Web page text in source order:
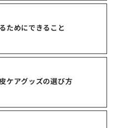
ためにできること
ケアグッズの選び方